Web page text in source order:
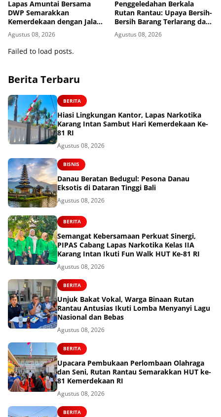
Lapas Amuntai Bersama
DWP Semarakkan
Kemerdekaan dengan Jalan
Santai dan Bakti Sosial
Agustus 08, 2026
Penggeledahan Berkala
Rutan Rantau: Upaya Bersih-
Bersih Barang Terlarang dari
Blok Hunian
Agustus 08, 2026
Failed to load posts.
Berita Terbaru
BERITA
Hiasi Lingkungan Kantor, Lapas Narkotika
Karang Intan Sambut Hari Kemerdekaan Ke-
81 RI
Agustus 08, 2026
BISNIS
Danau Beratan Bedugul: Pesona Danau
Eksotis di Dataran Tinggi Bali
Agustus 08, 2026
BERITA
Semangat Kebersamaan Perkuat Sinergi,
PIPAS Cabang Lapas Narkotika Kelas IIA
Karang Intan Ikuti Fun Walk HUT Ke-81 RI
Agustus 08, 2026
BERITA
Unjuk Bakat Vokal, Warga Binaan Rutan
Rantau Antusias Ikuti Lomba Menyanyi Lagu
Nasional dan Bebas
Agustus 08, 2026
BERITA
Upacara Pembukaan Perlombaan Olahraga
dan Seni, Rutan Rantau Semarakkan HUT ke-
81 Kemerdekaan RI
Agustus 08, 2026
BERITA